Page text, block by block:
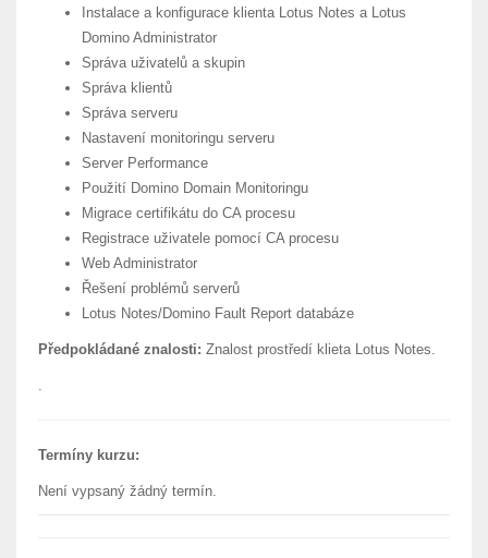
Instalace a konfigurace klienta Lotus Notes a Lotus
Domino Administrator
Správa uživatelů a skupin
Správa klientů
Správa serveru
Nastavení monitoringu serveru
Server Performance
Použití Domino Domain Monitoringu
Migrace certifikátu do CA procesu
Registrace uživatele pomocí CA procesu
Web Administrator
Řešení problémů serverů
Lotus Notes/Domino Fault Report databáze
Předpokládané znalosti: Znalost prostředí klieta Lotus Notes.
.
Termíny kurzu:
Není vypsaný žádný termín.